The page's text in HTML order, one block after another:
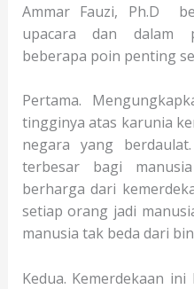
Ammar Fauzi, Ph.D
upacara dan dalam
beberapa poin penting
Pertama.
tingginya atas karunia
negara yang
terbesar bagi
berharga dari
setiap orang jadi
manusia tak beda dari
Kedua. Kemerdekaan